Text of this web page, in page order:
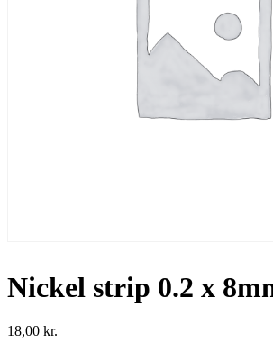
Nickel strip 0.2 x
18,00 kr.